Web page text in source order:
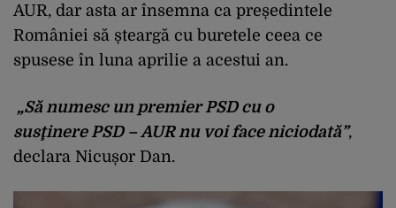
AUR, dar asta ar însemna ca președintele
României să șteargă cu buretele ceea ce
spusese în luna aprilie a acestui an.
„Să numesc un premier PSD cu o
susţinere PSD – AUR nu voi face niciodată”,
declara Nicușor Dan.